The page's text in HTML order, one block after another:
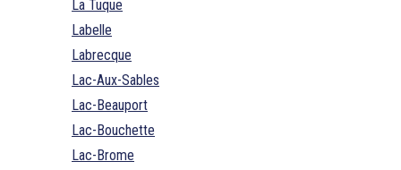
La Tuque
Labelle
Labrecque
Lac-Aux-Sables
Lac-Beauport
Lac-Bouchette
Lac-Brome